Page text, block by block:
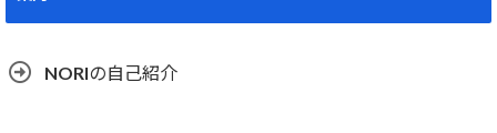
NORIの自己紹介